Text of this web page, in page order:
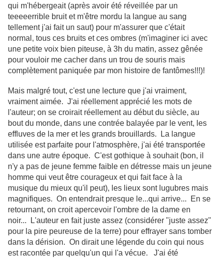
qui m'hébergeait (après avoir été réveillée par un
teeeeerrible bruit et m'être mordu la langue au sang
tellement j'ai fait un saut) pour m'assurer que c'était
normal, tous ces bruits et ces ombres (m'imaginer ici avec
une petite voix bien piteuse, à 3h du matin, assez gênée
pour vouloir me cacher dans un trou de souris mais
complètement paniquée par mon histoire de fantômes!!!)!
Mais malgré tout, c'est une lecture que j'ai vraiment,
vraiment aimée. J'ai réellement apprécié les mots de
l'auteur; on se croirait réellement au début du siècle, au
bout du monde, dans une contrée balayée par le vent, les
effluves de la mer et les grands brouillards. La langue
utilisée est parfaite pour l'atmosphère, j'ai été transportée
dans une autre époque. C'est gothique à souhait (bon, il
n'y a pas de jeune femme faible en détresse mais un jeune
homme qui veut être courageux et qui fait face à la
musique du mieux qu'il peut), les lieux sont lugubres mais
magnifiques. On entendrait presque le...qui arrive... En se
retournant, on croit apercevoir l'ombre de la dame en
noir... L'auteur en fait juste assez (considérer "juste assez"
pour la pire peureuse de la terre) pour effrayer sans tomber
dans la dérision. On dirait une légende du coin qui nous
est racontée par quelqu'un qui l'a vécue. J'ai été